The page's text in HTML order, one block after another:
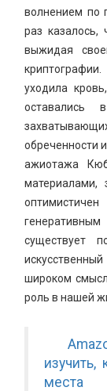
волнением по
раз казалось,
выжидая
уходила
оставались
обреченности
ажиотажа
материалами,
существует
широком
роль в нашей
места